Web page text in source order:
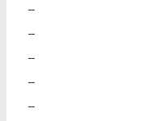
--
--
--
--
--